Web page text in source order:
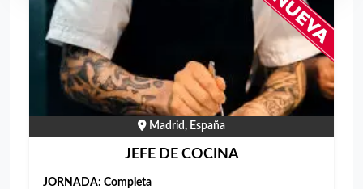
Madrid, España
JEFE DE COCINA
JORNADA: Completa